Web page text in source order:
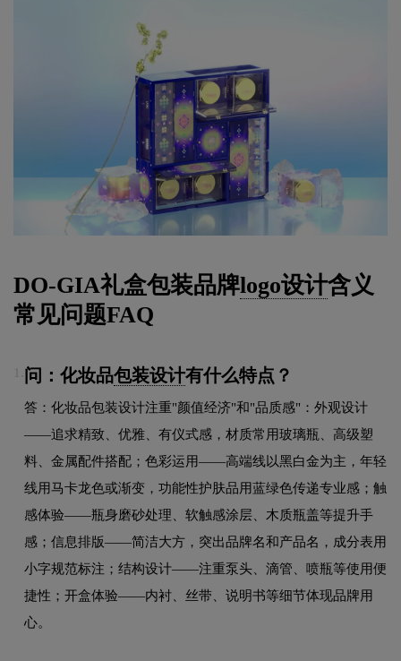
DO-GIA礼盒包装品牌logo设计含义
常见问题FAQ
问：化妆品包装设计有什么特点？
答：化妆品包装设计注重"颜值经济"和"品质感"：外观设计
——追求精致、优雅、有仪式感，材质常用玻璃瓶、高级塑
料、金属配件搭配；色彩运用——高端线以黑白金为主，年轻
线用马卡龙色或渐变，功能性护肤品用蓝绿色传递专业感；触
感体验——瓶身磨砂处理、软触感涂层、木质瓶盖等提升手
感；信息排版——简洁大方，突出品牌名和产品名，成分表用
小字规范标注；结构设计——注重泵头、滴管、喷瓶等使用便
捷性；开盒体验——内衬、丝带、说明书等细节体现品牌用
心。